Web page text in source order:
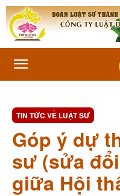
TIN TỨC VỀ LUẬT SƯ
Góp ý dự
sư (sửa
giữa Hội